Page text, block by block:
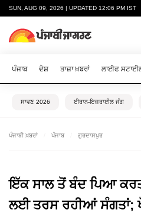
SUN, AUG 09, 2026 | UPDATED 12:06 PM IST
ਪੰਜਾਬ ਦੇਸ਼ ਤਾਜ਼ਾ ਖ਼ਬਰਾਂ ਲਾਈਫ
ਸਾਵਣ 2026 ਈਰਾਨ-ਇਜ਼ਰਾਈਲ ਜੰਗ
ਪੰਜਾਬੀ ਖ਼ਬਰਾਂ ਪੰਜਾਬ ਗੁਰਦਾਸਪੁਰ
ਇੱਕ ਸਾਲ ਤੋਂ ਬੰਦ ਪਿਆ
ਲਈ ਤਰਸ ਰਹੀਆਂ ਸੰਗਤਾਂ;